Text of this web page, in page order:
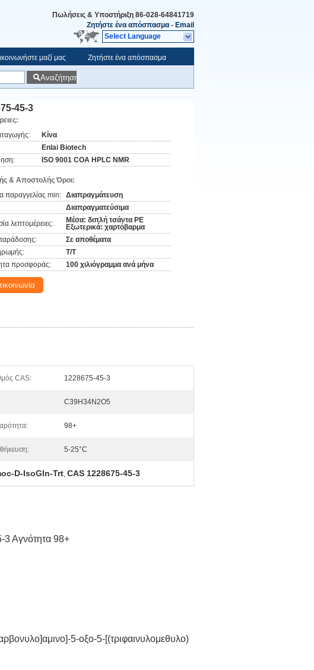
Πωλήσεις & Υποστήριξη 86-028-64841719
Ζητήστε ένα απόσπασμα - Email
Select Language
μαζί μας Ζητήστε ένα απόσπασμα
Αναζήτηση
45-3
Κίνα
Enlai Biotech
ISO 9001 COA HPLC NMR
& Αποστολής Όροι:
παραγγελίας min: Διαπραγμάτευση
Διαπραγματεύσιμα
λεπτομέρειες:
Μέσα: διπλή τσάντα PE
Εξωτερικά: χαρτόβαρμα
Σε αποθέματα
Τ/Τ
προσφοράς:
100 χιλιόγραμμα ανά μήνα
CAS: 1228675-45-3
C39H34N2O5
98+
5-25°C
D-IsoGln-Trt, CAS 1228675-45-3
Αγνότητα 98+
5-οξο-5-[(τριφαινυλομεθυλο)